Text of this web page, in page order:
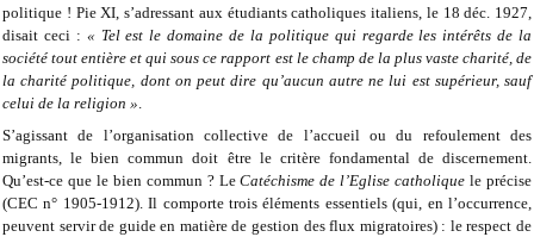
politique ! Pie XI, s’adressant aux étudiants catholiques italiens, le 18 déc. 1927,
disait ceci : « Tel est le domaine de la politique qui regarde les intérêts de la
société tout entière et qui sous ce rapport est le champ de la plus vaste charité, de
la charité politique, dont on peut dire qu’aucun autre ne lui est supérieur, sauf
celui de la religion »
S’agissant de l’organisation collective de l’accueil ou du refoulement des
migrants, le bien commun doit être le critère fondamental de discernement.
Qu’est-ce que le bien commun ? LeCatéchisme de l’Eglise catholique le précise
(CEC n° 1905-1912). Il comporte trois éléments essentiels (qui, en l’occurrence,
peuvent servir de guide en matière de gestion des flux migratoires) : le respect de